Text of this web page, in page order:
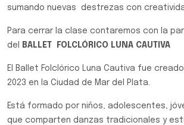
sumando nuevas destrezas con
Para cerrar la clase contaremos con la
del
BALLET FOLCLÓRICO LUNA CAUTIVA
El Ballet Folclórico Luna Cautiva fue
2023 en la Ciudad de Mar del Plata.
Está formado por niños, adolescentes,
que comparten danzas tradicionales y